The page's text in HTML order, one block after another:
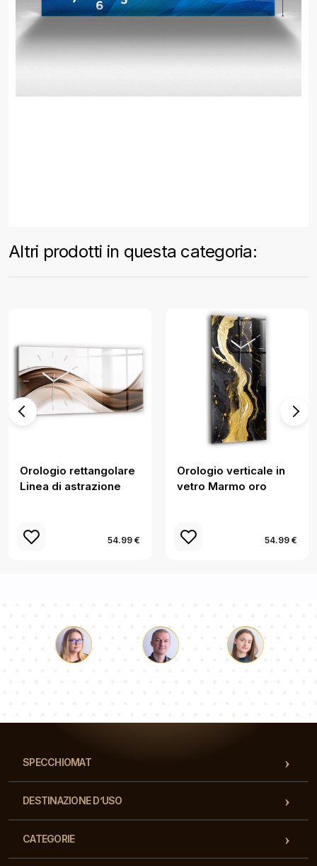
Altri prodotti in questa categoria:
Orologio rettangolare
Linea di astrazione
54.99 €
Orologio verticale in
vetro Marmo oro
54.99 €
SPECCHIOMAT
DESTINAZIONE D’USO
CATEGORIE